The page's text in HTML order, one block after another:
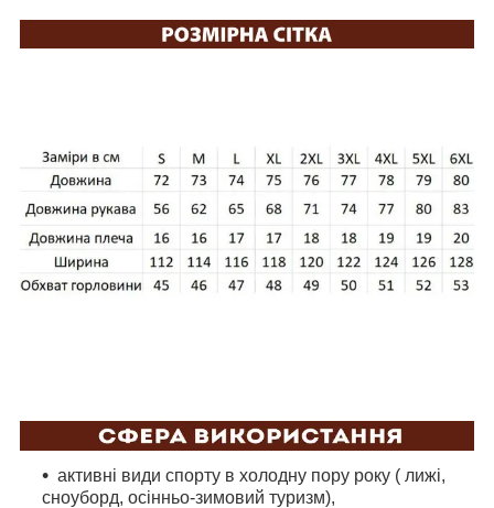
активні види спорту в холодну пору року ( лижі,
сноуборд, осінньо-зимовий туризм),